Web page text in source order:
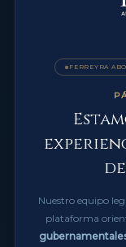
FERREYRA
Nuestro equipo
plataforma